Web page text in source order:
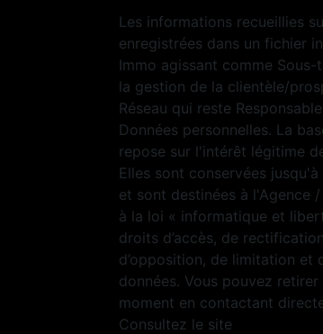
Les informations recueillies
enregistrées dans un fichier
Immo agissant comme
la gestion de la clientèle/
Réseau qui reste
Données personnelles. La
repose sur l'intérêt légitime
Elles sont conservées
et sont destinées à l'Agence
à la loi « informatique et
droits d’accès, de
d’opposition, de limitation et
données. Vous pouvez
moment en contactant
Consultez le site